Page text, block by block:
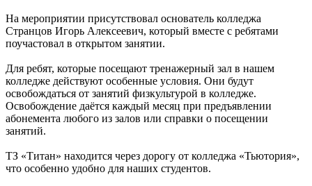
На мероприятии присутствовал основатель колледжа
Странцов Игорь Алексеевич, который вместе с ребятами
поучастовал в открытом занятии.
Для ребят, которые посещают тренажерный зал в нашем
колледже действуют особенные условия. Они будут
освобождаться от занятий физкультурой в колледже.
Освобождение даётся каждый месяц при предъявлении
абонемента любого из залов или справки о посещении
занятий.
ТЗ «Титан» находится через дорогу от колледжа «Тьютория»,
что особенно удобно для наших студентов.